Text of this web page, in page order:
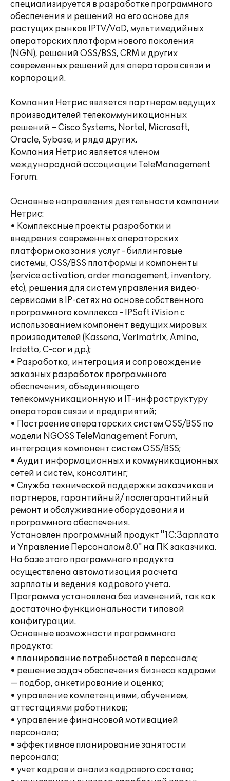
специализируется в разработке программного
обеспечения и решений на его основе для
растущих рынков IPTV/VoD, мультимедийных
операторских платформ нового поколения
(NGN), решений OSS/BSS, CRM и других
современных решений для операторов связи и
корпораций.
Компания Нетрис является партнером ведущих
производителей телекоммуникационных
решений – Cisco Systems, Nortel, Microsoft,
Oracle, Sybase, и ряда других.
Компания Нетрис является членом
международной ассоциации TeleManagement
Forum.
Основные направления деятельности компании
Нетрис:
• Комплексные проекты разработки и
внедрения современных операторских
платформ оказания услуг - биллинговые
системы, OSS/BSS платформы и компоненты
(service activation, order management, inventory,
etc), решения для систем управления видео-
сервисами в IP-сетях на основе собственного
программного комплекса - IPSoft iVision с
использованием компонент ведущих мировых
производителей (Kassena, Verimatrix, Amino,
Irdetto, C-cor и др.);
• Разработка, интеграция и сопровождение
заказных разработок программного
обеспечения, объединяющего
телекоммуникационную и IT-инфраструктуру
операторов связи и предприятий;
• Построение операторских систем OSS/BSS по
модели NGOSS TeleManagement Forum,
интеграция компонент систем OSS/BSS;
• Аудит информационных и коммуникационных
сетей и систем, консалтинг;
• Служба технической поддержки заказчиков и
партнеров, гарантийный/ послегарантийный
ремонт и обслуживание оборудования и
программного обеспечения.
Установлен программный продукт "1С:Зарплата
и Управление Персоналом 8.0" на ПК заказчика.
На базе этого программного продукта
осуществлена автоматизация расчета
зарплаты и ведения кадрового учета.
Программа установлена без изменений, так как
достаточно функциональности типовой
конфигурации.
Основные возможности программного
продукта:
• планирование потребностей в персонале;
• решение задач обеспечения бизнеса кадрами
— подбор, анкетирование и оценка;
• управление компетенциями, обучением,
аттестациями работников;
• управление финансовой мотивацией
персонала;
• эффективное планирование занятости
персонала;
• учет кадров и анализ кадрового состава;